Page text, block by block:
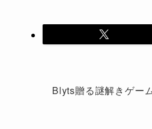
Blyts贈る謎解きゲー